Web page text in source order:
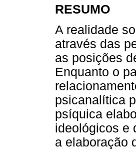
RESUMO
A realidade
através das
as posições
Enquanto o
psicanalítica
psíquica
ideológicos e
a elaboração